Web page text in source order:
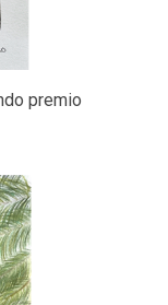
premio